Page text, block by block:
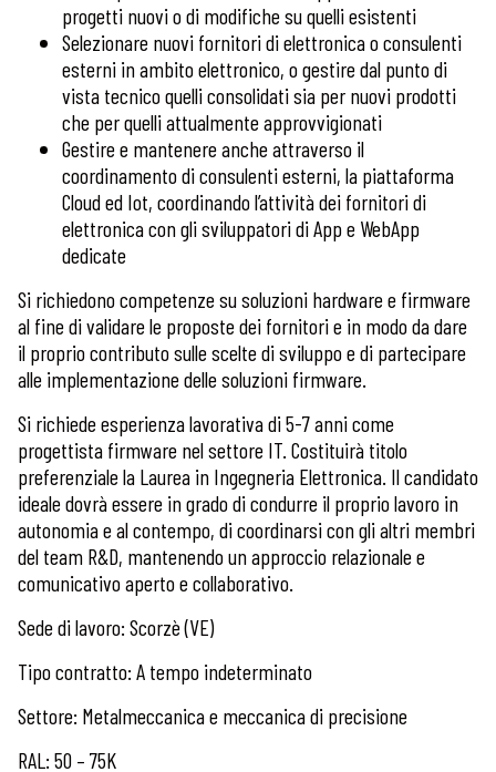
progetti nuovi o di modifiche su quelli esistenti
Selezionare nuovi fornitori di elettronica o consulenti
esterni in ambito elettronico, o gestire dal punto di
vista tecnico quelli consolidati sia per nuovi prodotti
che per quelli attualmente approvvigionati
Gestire e mantenere anche attraverso il
coordinamento di consulenti esterni, la piattaforma
Cloud ed Iot, coordinando l’attività dei fornitori di
elettronica con gli sviluppatori di App e WebApp
dedicate
Si richiedono competenze su soluzioni hardware e firmware
al fine di validare le proposte dei fornitori e in modo da dare
il proprio contributo sulle scelte di sviluppo e di partecipare
alle implementazione delle soluzioni firmware.
Si richiede esperienza lavorativa di 5-7 anni come
progettista firmware nel settore IT. Costituirà titolo
preferenziale la Laurea in Ingegneria Elettronica. Il candidato
ideale dovrà essere in grado di condurre il proprio lavoro in
autonomia e al contempo, di coordinarsi con gli altri membri
del team R&D, mantenendo un approccio relazionale e
comunicativo aperto e collaborativo.
Sede di lavoro: Scorzè (VE)
Tipo contratto: A tempo indeterminato
Settore: Metalmeccanica e meccanica di precisione
RAL: 50 – 75K